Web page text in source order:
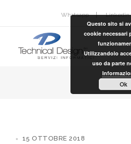
Whatsapp Linkedin
15 OTTOBRE 2018
Questo sito si
cookie necessari
Utilizzandolo
uso da parte
Ok